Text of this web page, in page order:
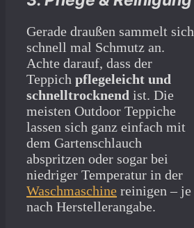
Gerade draußen sammelt sich
schnell mal Schmutz an.
Achte darauf, dass der
Teppich pflegeleicht und
schnelltrocknend ist. Die
meisten Outdoor Teppiche
lassen sich ganz einfach mit
dem Gartenschlauch
abspritzen oder sogar bei
niedriger Temperatur in der
Waschmaschine reinigen – je
nach Herstellerangabe.